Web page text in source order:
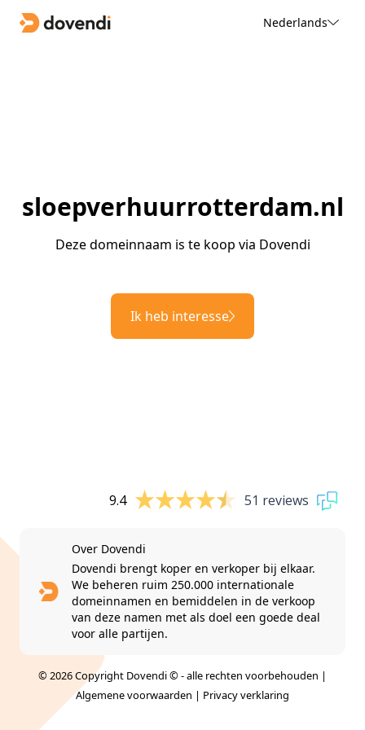
Nederlands
sloepverhuurrotterdam.nl
Deze domeinnaam is te koop via Dovendi
Ik heb interesse
9.4 51 reviews
Over Dovendi
Dovendi brengt koper en verkoper bij elkaar.
We beheren ruim 250.000 internationale
domeinnamen en bemiddelen in de verkoop
van deze namen met als doel een goede deal
voor alle partijen.
© 2026 Copyright Dovendi © - alle rechten voorbehouden |
Algemene voorwaarden | Privacy verklaring